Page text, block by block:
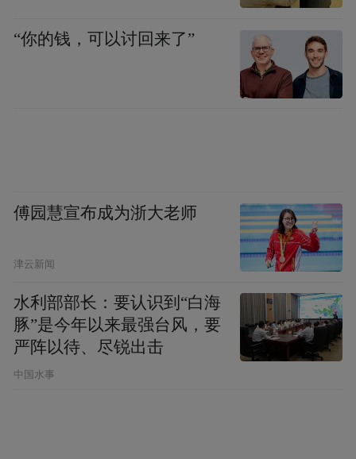
pictures and audios if any) is uploaded and posted
by the user of Dafeng Hao, which is a social media
platform and merely provides information storage
“你的钱，可以讨回来了”
傅园慧宣布成为浙大老师
津云新闻
水利部部长：要认识到“白海
豚”是今年以来最强台风，要
严阵以待、尽锐出击
中国水事